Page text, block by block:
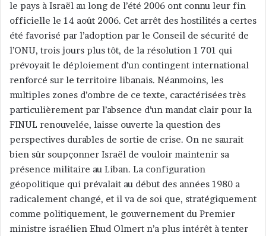
o
u
i
e
le pays à Israël au long de l’été 2006 ont connu leur fin
officielle le 14 août 2006. Cet arrêt des hostilités a certes
été favorisé par l’adoption par le Conseil de sécurité de
l’ONU, trois jours plus tôt, de la résolution 1 701 qui
prévoyait le déploiement d’un contingent international
renforcé sur le territoire libanais. Néanmoins, les
multiples zones d’ombre de ce texte, caractérisées très
particulièrement par l’absence d’un mandat clair pour la
FINUL renouvelée, laisse ouverte la question des
perspectives durables de sortie de crise. On ne saurait
bien sûr soupçonner Israël de vouloir maintenir sa
présence militaire au Liban. La configuration
géopolitique qui prévalait au début des années 1980 a
radicalement changé, et il va de soi que, stratégiquement
comme politiquement, le gouvernement du Premier
ministre israélien Ehud Olmert n’a plus intérêt à tenter